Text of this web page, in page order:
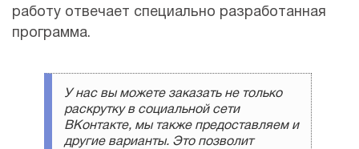
работу отвечает специально разработанная
программа.
У нас вы можете заказать не только
раскрутку в социальной сети
ВКонтакте, мы также предоставляем и
другие варианты. Это позволит